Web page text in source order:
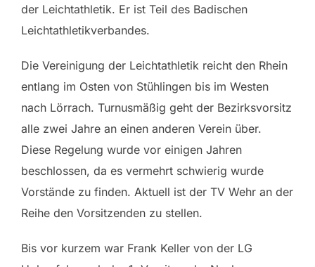
der Leichtathletik. Er ist Teil des Badischen
Leichtathletikverbandes.
Die Vereinigung der Leichtathletik reicht den Rhein
entlang im Osten von Stühlingen bis im Westen
nach Lörrach. Turnusmäßig geht der Bezirksvorsitz
alle zwei Jahre an einen anderen Verein über.
Diese Regelung wurde vor einigen Jahren
beschlossen, da es vermehrt schwierig wurde
Vorstände zu finden. Aktuell ist der TV Wehr an der
Reihe den Vorsitzenden zu stellen.
Bis vor kurzem war Frank Keller von der LG